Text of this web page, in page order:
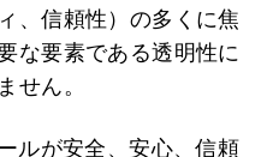
、信頼性）の多くに焦
な要素である透明性に
せん。
ルが安全、安心、信頼